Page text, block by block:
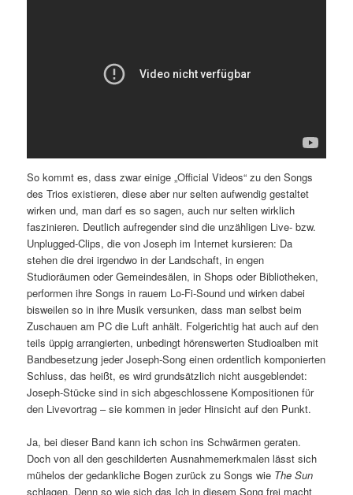
So kommt es, dass zwar einige „Official Videos“ zu den Songs
des Trios existieren, diese aber nur selten aufwendig gestaltet
wirken und, man darf es so sagen, auch nur selten wirklich
faszinieren. Deutlich aufregender sind die unzähligen Live- bzw.
Unplugged-Clips, die von Joseph im Internet kursieren: Da
stehen die drei irgendwo in der Landschaft, in engen
Studioräumen oder Gemeindesälen, in Shops oder Bibliotheken,
performen ihre Songs in rauem Lo-Fi-Sound und wirken dabei
bisweilen so in ihre Musik versunken, dass man selbst beim
Zuschauen am PC die Luft anhält. Folgerichtig hat auch auf den
teils üppig arrangierten, unbedingt hörenswerten Studioalben mit
Bandbesetzung jeder Joseph-Song einen ordentlich komponierten
Schluss, das heißt, es wird grundsätzlich nicht ausgeblendet:
Joseph-Stücke sind in sich abgeschlossene Kompositionen für
den Livevortrag – sie kommen in jeder Hinsicht auf den Punkt.
Ja, bei dieser Band kann ich schon ins Schwärmen geraten.
Doch von all den geschilderten Ausnahmemerkmalen lässt sich
mühelos der gedankliche Bogen zurück zu Songs wie The Sun
schlagen. Denn so wie sich das Ich in diesem Song frei macht